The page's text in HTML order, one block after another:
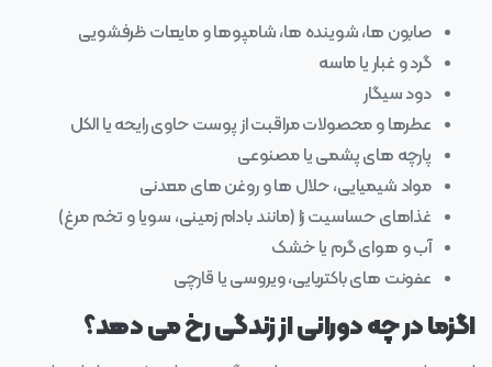
صابون ها، شوینده ها، شامپوها و مایعات ظرفشویی
گرد و غبار یا ماسه
دود سیگار
عطرها و محصولات مراقبت از پوست حاوی رایحه یا الکل
پارچه های پشمی یا مصنوعی
مواد شیمیایی، حلال ها و روغن های معدنی
غذاهای حساسیت زا (مانند بادام زمینی، سویا و تخم مرغ)
آب و هوای گرم یا خشک
عفونت های باکتریایی، ویروسی یا قارچی
اگزما در چه دورانی از زندگی رخ می دهد؟